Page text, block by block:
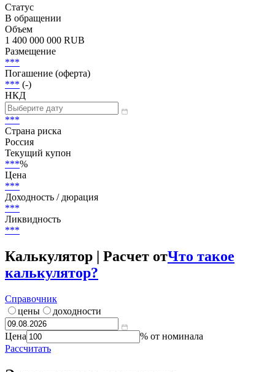
АКРА
*** |***
***
Статус
В обращении
Объем
1 400 000 000 RUB
Размещение
***
Погашение (оферта)
***
НКД
***
Страна риска
Россия
Текущий купон
***
Цена
***
***
Ликвидность
***
Калькулятор | Расчет от
калькулятор?
Справочник
цены